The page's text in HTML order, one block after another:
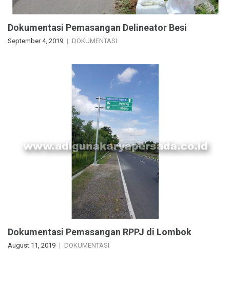
Dokumentasi Pemasangan Delineator Besi
September 4, 2019 DOKUMENTASI
Dokumentasi Pemasangan RPPJ di Lombok
August 11, 2019 DOKUMENTASI